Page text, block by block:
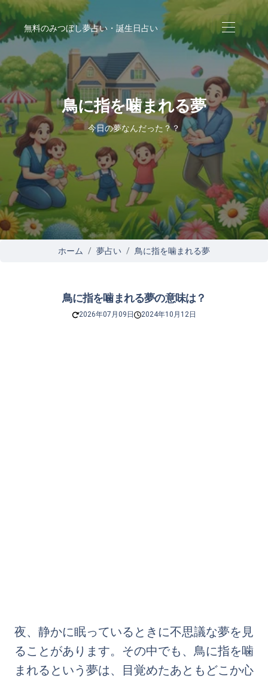
無料のみつぼし夢占い・誕生日占い
鳥に指を噛まれる夢
今日の夢なんだった？？
ホーム 夢占い 鳥に指を噛まれる夢
鳥に指を噛まれる夢の意味は？
2026年07月09日 2024年10月12日
夜、静かに眠っているときに不思議な夢を見
ることがあります。その中でも、鳥に指を噛
まれるという夢は、目覚めたあともどこか心